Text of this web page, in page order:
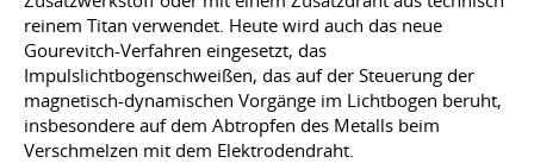
reinem Titan verwendet. Heute wird auch das neue
Gourevitch-Verfahren eingesetzt, das
Impulslichtbogenschweißen, das auf der Steuerung der
magnetisch-dynamischen Vorgänge im Lichtbogen beruht,
insbesondere auf dem Abtropfen des Metalls beim
Verschmelzen mit dem Elektrodendraht.